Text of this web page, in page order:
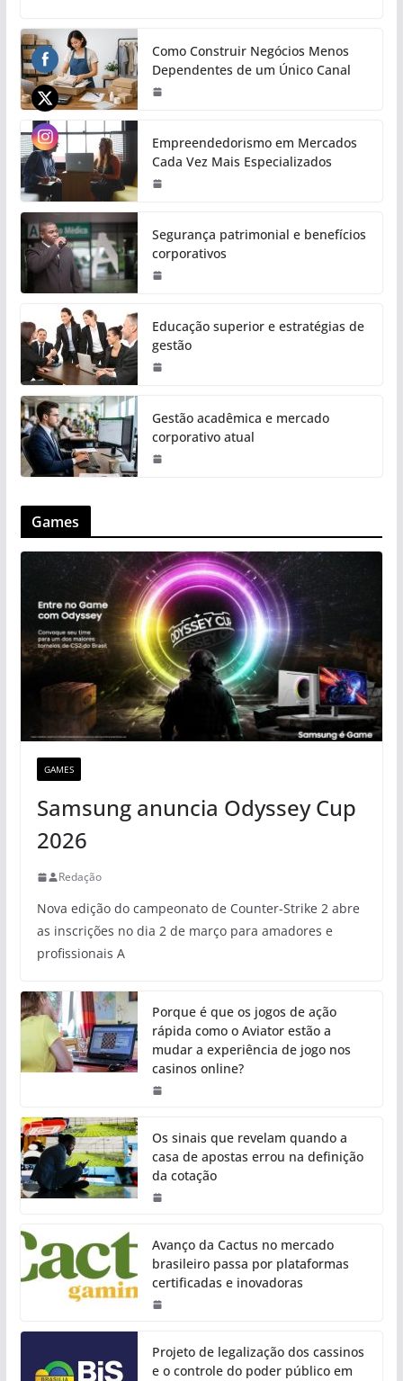
Como Construir Negócios Menos
Dependentes de um Único Canal
Empreendedorismo em Mercados
Cada Vez Mais Especializados
Segurança patrimonial e benefícios
corporativos
Educação superior e estratégias de
gestão
Gestão acadêmica e mercado
corporativo atual
Games
GAMES
Samsung anuncia Odyssey Cup
2026
Redação
Nova edição do campeonato de Counter-Strike 2 abre
as inscrições no dia 2 de março para amadores e
profissionais A
Porque é que os jogos de ação
rápida como o Aviator estão a
mudar a experiência de jogo nos
casinos online?
Os sinais que revelam quando a
casa de apostas errou na definição
da cotação
Avanço da Cactus no mercado
brasileiro passa por plataformas
certificadas e inovadoras
Projeto de legalização dos cassinos
e o controle do poder público em